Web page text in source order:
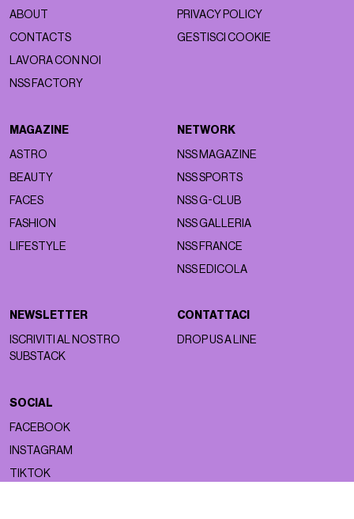
ABOUT
CONTACTS
LAVORA CON NOI
NSS FACTORY
PRIVACY POLICY
GESTISCI COOKIE
MAGAZINE
ASTRO
BEAUTY
FACES
FASHION
LIFESTYLE
NETWORK
NSS MAGAZINE
NSS SPORTS
NSS G-CLUB
NSS GALLERIA
NSS FRANCE
NSS EDICOLA
NEWSLETTER
ISCRIVITI AL NOSTRO
SUBSTACK
CONTATTACI
DROP US A LINE
SOCIAL
FACEBOOK
INSTAGRAM
TIKTOK